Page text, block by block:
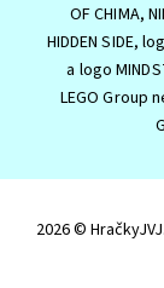
OF CHIMA,
HIDDEN SIDE,
a logo
LEGO Group
2026 ©